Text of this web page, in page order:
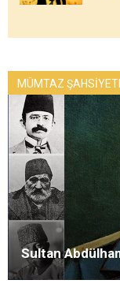
MÜMTAZ
Sultan